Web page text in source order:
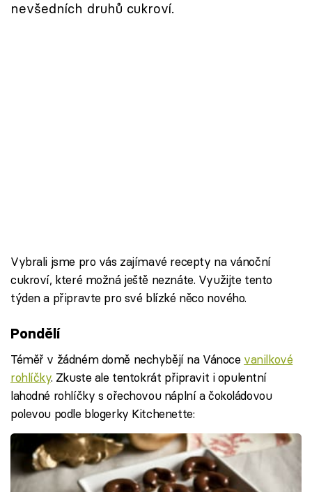
Sledujte nás
nevšedních druhů cukroví.
Vybrali jsme pro vás zajímavé recepty na vánoční
cukroví, které možná ještě neznáte. Využijte tento
týden a připravte pro své blízké něco nového.
Pondělí
Téměř v žádném domě nechybějí na Vánoce vanilkové
rohlíčky. Zkuste ale tentokrát připravit i opulentní
lahodné rohlíčky s ořechovou náplní a čokoládovou
polevou podle blogerky Kitchenette: